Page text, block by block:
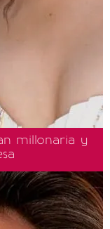
millonaria y